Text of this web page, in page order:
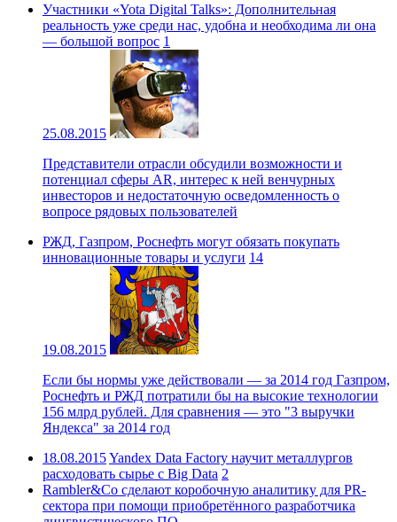
Участники «Yota Digital Talks»: Дополнительная
реальность уже среди нас, удобна и необходима ли она
— большой вопрос 1
25.08.2015
Представители отрасли обсудили возможности и
потенциал сферы AR, интерес к ней венчурных
инвесторов и недостаточную осведомленность о
вопросе рядовых пользователей
РЖД, Газпром, Роснефть могут обязать покупать
инновационные товары и услуги 14
19.08.2015
Если бы нормы уже действовали — за 2014 год Газпром,
Роснефть и РЖД потратили бы на высокие технологии
156 млрд рублей. Для сравнения — это "3 выручки
Яндекса" за 2014 год
18.08.2015Yandex Data Factory научит металлургов
расходовать сырье с Big Data 2
Rambler&Co сделают коробочную аналитику для PR-
сектора при помощи приобретённого разработчика